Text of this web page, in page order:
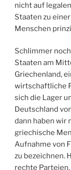
nicht auf
Staaten zu
Menschen
Schlimmer
Staaten am
Griechenland,
wirtschaftliche
sich die Lager
Deutschland
dann haben wir
griechische
Aufnahme von
zu bezeichnen.
rechte